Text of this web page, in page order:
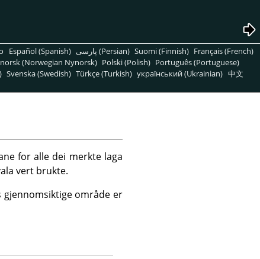
Español (Spanish) پارسی (Persian) Suomi (Finnish) Français (French)
(Norwegian Nynorsk) Polski (Polish) Português (Portuguese)
Svenska (Swedish) Türkçe (Turkish) український (Ukrainian) 中文
for alle dei merkte laga
vert brukte.
område er